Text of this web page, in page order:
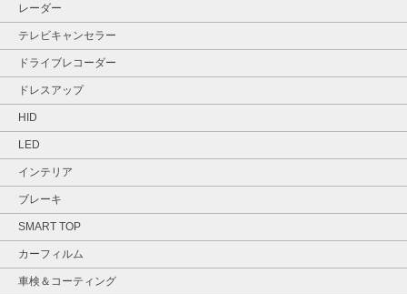
レーダー
テレビキャンセラー
ドライブレコーダー
ドレスアップ
HID
LED
インテリア
ブレーキ
SMART TOP
カーフィルム
車検＆コーティング